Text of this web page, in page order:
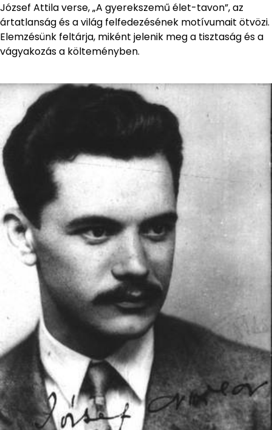
József Attila verse, „A gyerekszemű élet-tavon”, az
ártatlanság és a világ felfedezésének motívumait ötvözi.
Elemzésünk feltárja, miként jelenik meg a tisztaság és a
vágyakozás a költeményben.